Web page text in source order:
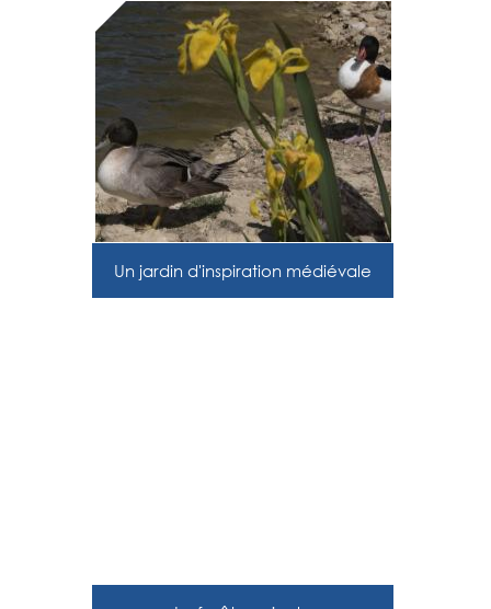
Un jardin d'inspiration médiévale